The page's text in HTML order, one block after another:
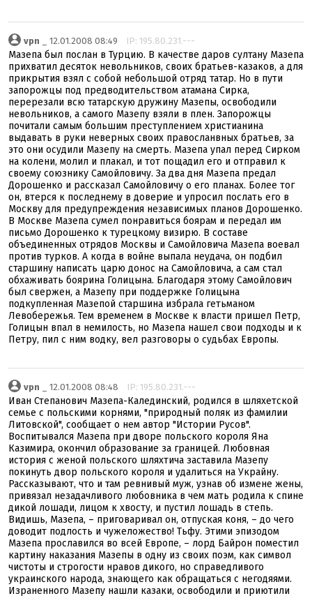
vpn _ 12.01.2008 08:49 IP: 195.80.231.---
Мазепа был послан в Турцию. В качестве даров султану Мазепа
прихватил десяток невольников, своих братьев-казаков, а для
прикрытия взял с собой небольшой отряд татар. Но в пути
запорожцы под предводительством атамана Сирка,
перерезали всю татарскую дружину Мазепы, освободили
невольников, а самого Мазепу взяли в плен. Запорожцы
почитали самым большим преступлением христианина
выдавать в руки неверных своих правосланвных братьев, за
это они осудили Мазепу на смерть. Мазепа упал перед Сирком
на колени, молил и плакал, и тот пощадил его и отправил к
своему союзнику Самойловичу. За два дня Мазепа предал
Дорошенко и рассказал Самойловичу о его планах. Более тог
он, втерся к последнему в доверие и упросил послать его в
Москву для предупреждения независимых планов Дорошенко.
В Москве Мазепа сумел понравиться боярам и передал им
письмо Дорошенко к турецкому визирю. В составе
объединенных отрядов Москвы и Самойловича Мазепа воевал
против турков. А когда в войне выпала неудача, он подбил
старшину написать царю донос на Самойловича, а сам стал
обхаживать боярина Голицына. Благодаря этому Самойлович
был свержен, а Мазепу при поддержке Голицына
подкупленная Мазепой старшина избрала гетьманом
Левобережья. Тем временем в Москве к власти пришел Петр,
Голицын впал в немилость, но Мазепа нашел свои подходы и к
Петру, пил с ним водку, вел разговоры о судьбах Европы.
vpn _ 12.01.2008 08:48 IP: 195.80.231.---
Иван Степанович Мазепа-Калединский, родился в шляхетской
семье с польскими корнями, "природный поляк из фамилии
Литовской", сообщает о нем автор "Истории Русов".
Воспитывался Мазепа при дворе польского короля Яна
Казимира, окончил образование за границей. Любовная
история с женой польского шляхтича заставила Мазепу
покинуть двор польского короля и удалиться на Украйну.
Рассказывают, что и там ревнивый муж, узнав об измене жены,
привязал незадачливого любовника в чем мать родила к спине
дикой лошади, лицом к хвосту, и пустил лошадь в степь.
Видишь, Мазепа, – приговаривал он, отпуская коня, – до чего
доводит подлость и чужеложество! Тьфу. Этими эпизодом
Мазепа прославился во всей Европе, – лорд Байрон поместил
картину наказания Мазепы в одну из своих поэм, как символ
чистоты и строгости нравов дикого, но справедливого
украинского народа, знающего как обращаться с негодяями.
Израненного Мазепу нашли казаки, освободили и приютили